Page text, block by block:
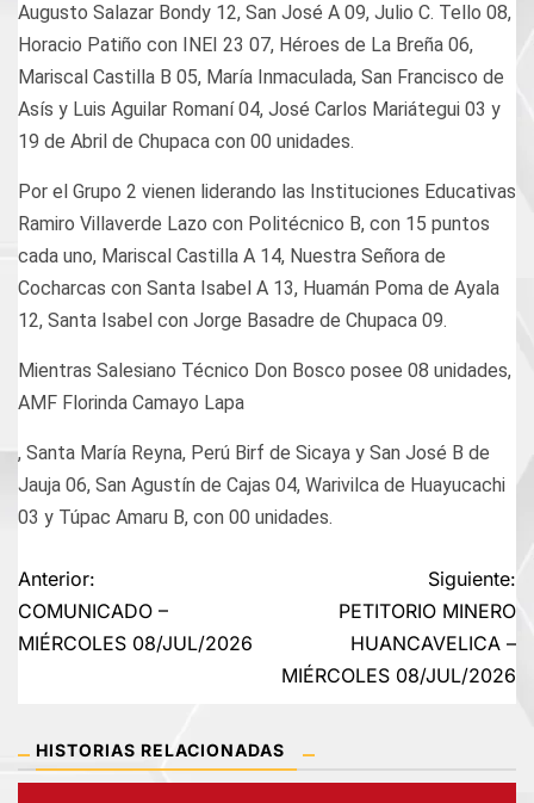
Augusto Salazar Bondy 12, San José A 09, Julio C. Tello 08,
Horacio Patiño con INEI 23 07, Héroes de La Breña 06,
Mariscal Castilla B 05, María Inmaculada, San Francisco de
Asís y Luis Aguilar Romaní 04, José Carlos Mariátegui 03 y
19 de Abril de Chupaca con 00 unidades.
Por el Grupo 2 vienen liderando las Instituciones Educativas
Ramiro Villaverde Lazo con Politécnico B, con 15 puntos
cada uno, Mariscal Castilla A 14, Nuestra Señora de
Cocharcas con Santa Isabel A 13, Huamán Poma de Ayala
12, Santa Isabel con Jorge Basadre de Chupaca 09.
Mientras Salesiano Técnico Don Bosco posee 08 unidades,
AMF Florinda Camayo Lapa
, Santa María Reyna, Perú Birf de Sicaya y San José B de
Jauja 06, San Agustín de Cajas 04, Warivilca de Huayucachi
03 y Túpac Amaru B, con 00 unidades.
Navegación
de
Anterior:
COMUNICADO –
MIÉRCOLES 08/JUL/2026
Siguiente:
PETITORIO MINERO
HUANCAVELICA –
MIÉRCOLES 08/JUL/2026
HISTORIAS RELACIONADAS